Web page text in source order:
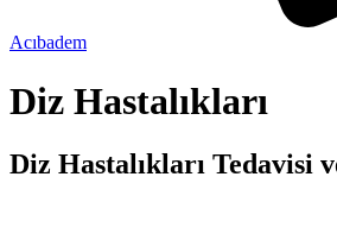
Acıbadem
Diz Hastalıkları
Diz Hastalıkları Tedavisi